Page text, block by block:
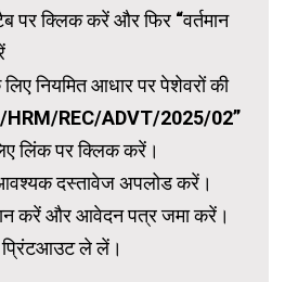
पर क्लिक करें और फिर “वर्तमान
लिए नियमित आधार पर पेशेवरों की
HRM/REC/ADVT/2025/02”
लिंक पर क्लिक करें।
दस्तावेज अपलोड करें।
करें और आवेदन पत्र जमा करें।
प्रिंटआउट ले लें।